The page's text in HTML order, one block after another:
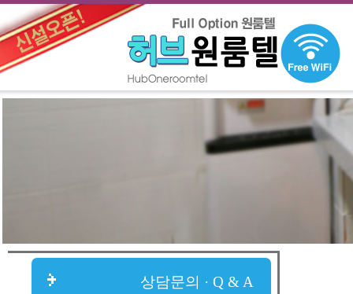
상담문의 · Q & A